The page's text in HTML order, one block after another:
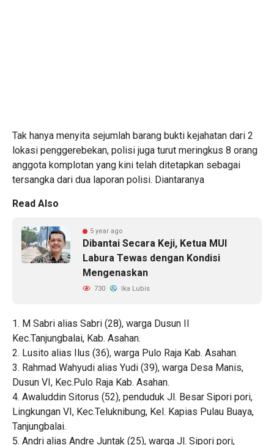
Tak hanya menyita sejumlah barang bukti kejahatan dari 2
lokasi penggerebekan, polisi juga turut meringkus 8 orang
anggota komplotan yang kini telah ditetapkan sebagai
tersangka dari dua laporan polisi. Diantaranya
Read Also
5 year ago
Dibantai Secara Keji, Ketua MUI
Labura Tewas dengan Kondisi
Mengenaskan
730 Ika Lubis
1. M Sabri alias Sabri (28), warga Dusun II
Kec.Tanjungbalai, Kab. Asahan.
2. Lusito alias Ilus (36), warga Pulo Raja Kab. Asahan.
3. Rahmad Wahyudi alias Yudi (39), warga Desa Manis,
Dusun VI, Kec.Pulo Raja Kab. Asahan.
4. Awaluddin Sitorus (52), penduduk Jl. Besar Sipori pori,
Lingkungan VI, Kec.Teluknibung, Kel. Kapias Pulau Buaya,
Tanjungbalai.
5. Andri alias Andre Juntak (25), warga Jl. Sipori pori,